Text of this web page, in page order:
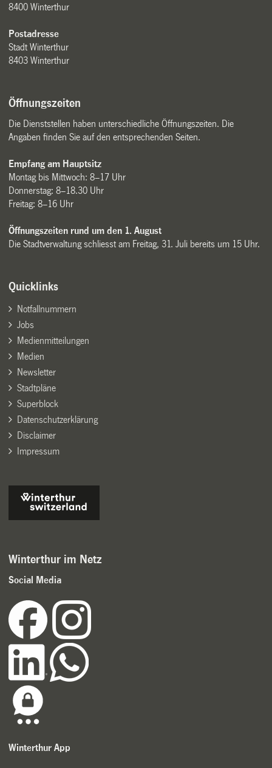
8400 Winterthur
Postadresse
Stadt Winterthur
8403 Winterthur
Öffnungszeiten
Die Dienststellen haben unterschiedliche Öffnungszeiten. Die
Angaben finden Sie auf den entsprechenden Seiten.
Empfang am Hauptsitz
Montag bis Mittwoch: 8–17 Uhr
Donnerstag: 8–18.30 Uhr
Freitag: 8–16 Uhr
Öffnungszeiten rund um den 1. August
Die Stadtverwaltung schliesst am Freitag, 31. Juli bereits um 15 Uhr.
Quicklinks
Notfallnummern
Jobs
Medienmitteilungen
Medien
Newsletter
Stadtpläne
Superblock
Datenschutzerklärung
Disclaimer
Impressum
Winterthur im Netz
Social Media
Winterthur App